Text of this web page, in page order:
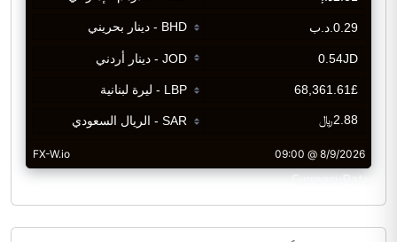
CurrencyRate